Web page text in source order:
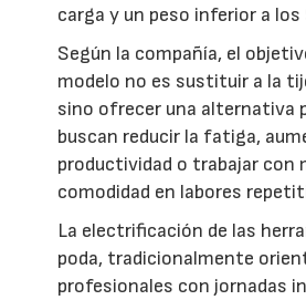
carga y un peso inferior a
Según la compañía, el
modelo no es sustituir a la
sino ofrecer una alternativa
buscan reducir la fatiga,
productividad o trabajar con
comodidad en labores
La electrificación de las
poda, tradicionalmente
profesionales con jornadas